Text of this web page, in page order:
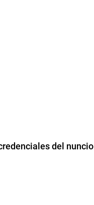
del nuncio